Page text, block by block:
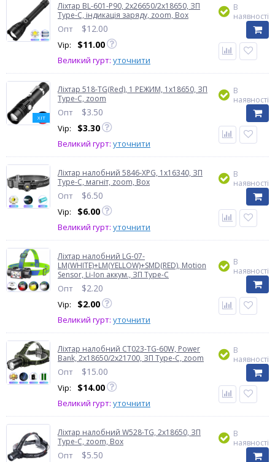
Ліхтар BL-601-P90, 2x26650/2x18650, ЗП
Type-C, індикація заряду, zoom, Box
Опт $12.00
Vip: $11.00
Великий гурт: уточнити
В
наявності
ХІТ
Ліхтар 518-TG(Red), 1 РЕЖИМ, 1x18650, ЗП
Type-C, zoom
Опт $3.50
Vip: $3.30
Великий гурт: уточнити
В
наявності
Ліхтар налобний 5846-XPG, 1x16340, ЗП
Type-C, магніт, zoom, Box
Опт $6.50
Vip: $6.00
Великий гурт: уточнити
В
наявності
Ліхтар налобний LG-07-
LM(WHITE)+LM(YELLOW)+SMD(RED), Motion
Sensor, Li-Ion аккум., ЗП Type-C
Опт $2.20
Vip: $2.00
Великий гурт: уточнити
В
наявності
Ліхтар налобний CT023-TG-60W, Power
Bank, 2x18650/2x21700, ЗП Type-C, zoom
Опт $15.00
Vip: $14.00
Великий гурт: уточнити
В
наявності
Ліхтар налобний W528-TG, 2x18650, ЗП
Type-C, zoom, Box
Опт $5.50
В
наявності